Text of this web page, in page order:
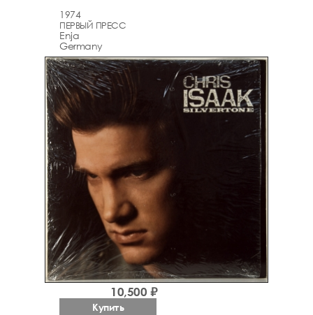
1974
ПЕРВЫЙ ПРЕСС
Enja
Germany
10,500 ₽
Купить